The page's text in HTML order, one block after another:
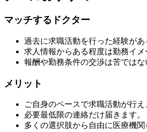
マッチするドクター
過去に求職活動を行った経験があ
求人情報からある程度は勤務イメ
報酬や勤務条件の交渉は苦ではな
メリット
ご自身のペースで求職活動が行え
必要最低限の連絡だけ届きます。
多くの選択肢から自由に医療機関